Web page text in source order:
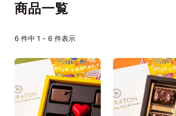
商品一覧
6 件中 1 - 6 件表示